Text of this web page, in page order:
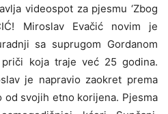
videospot za pjesmu ‘Zbog
Miroslav Evačić novim je
sa suprugom Gordanom
koja traje već 25 godina.
je napravio zaokret prema
od svojih etno korijena. Pjesma